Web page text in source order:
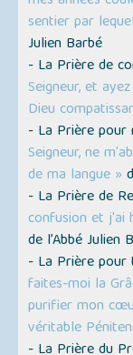
sentier par
Julien Barbé
- La Prière de
Seigneur, et
Dieu
- La Prière pour
Seigneur, ne
de ma langue »
- La Prière de
confusion et j'ai
de l’Abbé Julien
- La Prière
faites-moi la
purifier mon
véritable